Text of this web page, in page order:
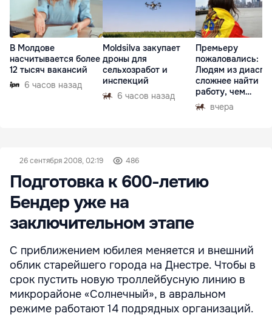
В Молдове
насчитывается более
12 тысяч вакансий
6 часов назад
Moldsilva закупает
дроны для
сельхозработ и
инспекций
6 часов назад
Премьеру
пожаловались:
Людям из
сложнее найти
работу, чем
гастарбайтерам
вчера
26 сентября 2008, 02:19 486
Подготовка к 600-летию
Бендер уже на
заключительном этапе
С приближением юбилея меняется и внешний
облик старейшего города на Днестре. Чтобы в
срок пустить новую троллейбусную линию в
микрорайоне «Солнечный», в авральном
режиме работают 14 подрядных организаций.